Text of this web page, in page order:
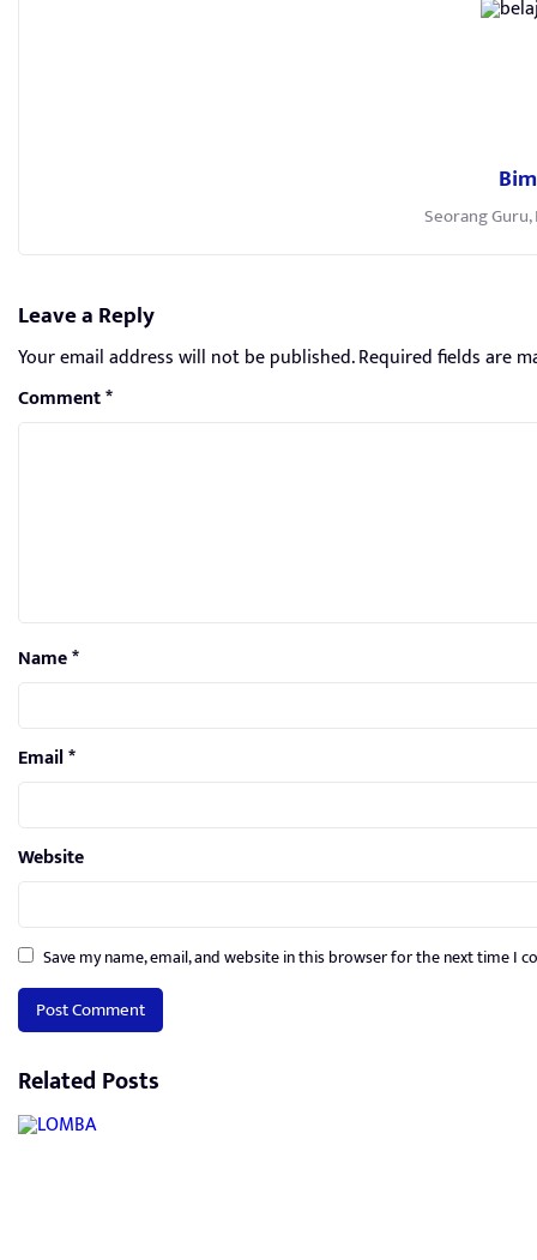
Seorang
Leave a Reply
Your email address will not be published.Required fields are
Comment*
Name*
Email*
Website
Save my name, email, and website in this browser for the next time I
Related Posts